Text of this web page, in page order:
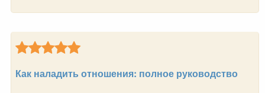
Как наладить отношения: полное руководство